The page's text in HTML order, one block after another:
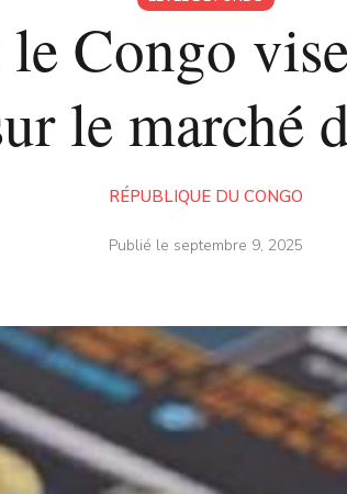
Congo
le marché
RÉPUBLIQUE DU CONGO
Publié le septembre 9, 2025